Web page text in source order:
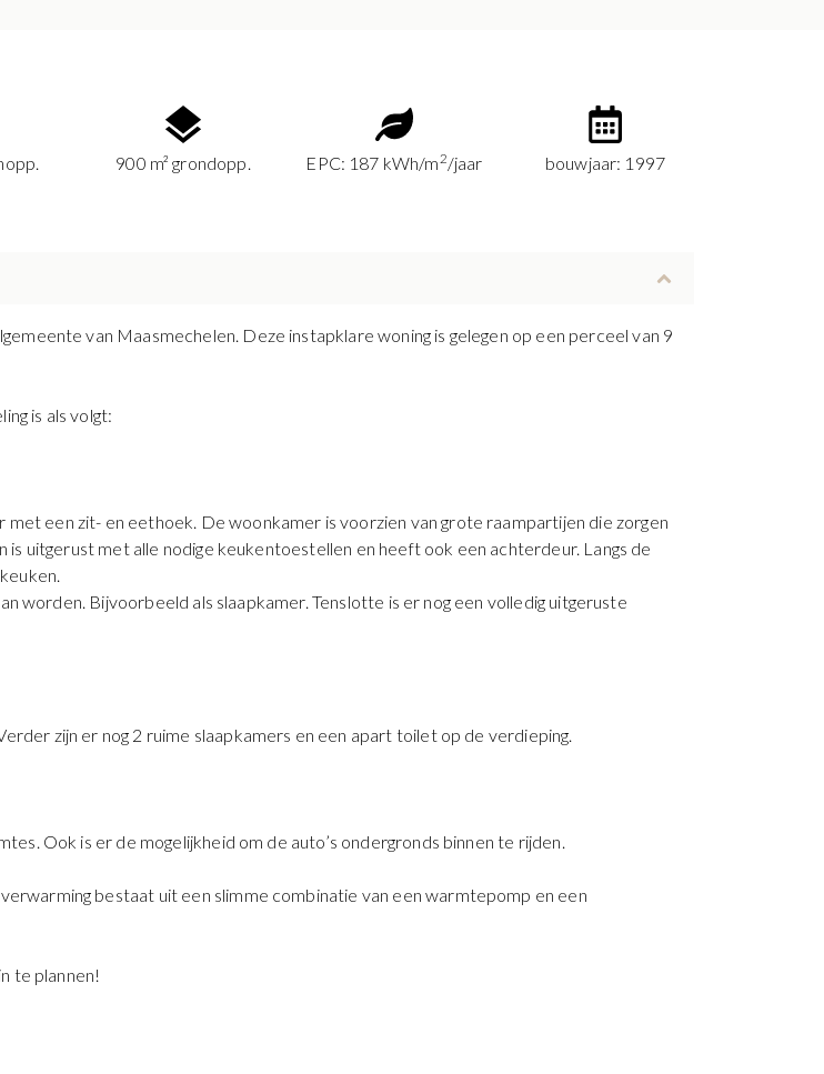
900 m² grondopp. EPC: 187 kWh/m 2/jaar bouwjaar: 1997
van Maasmechelen. Deze instapklare woning is gelegen op een perceel van 9
is als volgt:
een zit- en eethoek. De woonkamer is voorzien van grote raampartijen die zorgen
uitgerust met alle nodige keukentoestellen en heeft ook een achterdeur. Langs de
worden. Bijvoorbeeld als slaapkamer. Tenslotte is er nog een volledig uitgeruste
zijn er nog 2 ruime slaapkamers en een apart toilet op de verdieping.
Ook is er de mogelijkheid om de auto’s ondergronds binnen te rijden.
bestaat uit een slimme combinatie van een warmtepomp en een
te plannen!